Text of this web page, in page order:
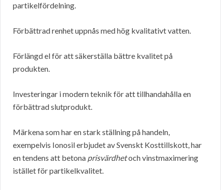
partikelfördelning.
Förbättrad renhet uppnås med hög kvalitativt vatten.
Förlängd el för att säkerställa bättre kvalitet på
produkten.
Investeringar i modern teknik för att tillhandahålla en
förbättrad slutprodukt.
Märkena som har en stark ställning på handeln,
exempelvis Ionosil erbjudet av Svenskt Kosttillskott, har
en tendens att betona prisvärdhetoch vinstmaximering
istället för partikelkvalitet.